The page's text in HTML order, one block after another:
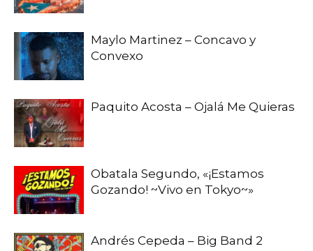
Maylo Martinez – Concavo y
Convexo
Paquito Acosta – Ojalá Me Quieras
Obatala Segundo, «¡Estamos
Gozando! ~Vivo en Tokyo~»
Andrés Cepeda – Big Band 2